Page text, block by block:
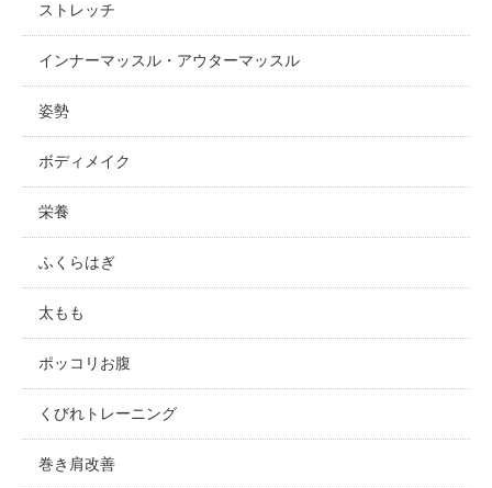
ストレッチ
インナーマッスル・アウターマッスル
姿勢
ボディメイク
栄養
ふくらはぎ
太もも
ポッコリお腹
くびれトレーニング
巻き肩改善